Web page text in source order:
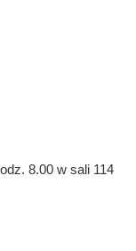
8.00 w sali 114